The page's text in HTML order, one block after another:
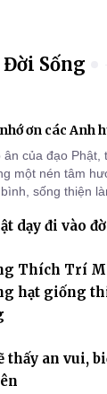
Đời Sống
ơn các Anh
của đạo Phật,
một nén tâm
sống thiện
dạy đi vào
Thích Trí
hạt giống
thấy an vui,